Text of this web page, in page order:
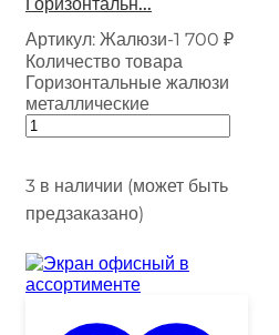
Артикул: Жалюзи-1 700 ₽
Количество товара
Горизонтальные жалюзи
металлические
3 в наличии (может быть
предзаказано)